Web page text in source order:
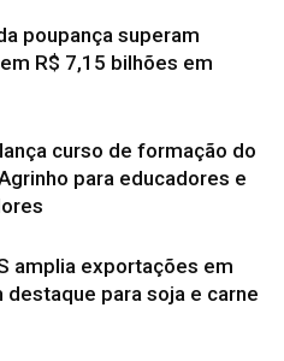
poupança superam
R$ 7,15 bilhões em
curso de formação do
para educadores e
amplia exportações em
destaque para soja e carne